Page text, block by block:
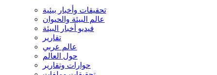
تحقيقات وأخبار بيئية
عالم البيئة والحيوان
فيديو أخبار البيئة
تقارير
عالم عربي
حول العالم
حوارات وتقارير